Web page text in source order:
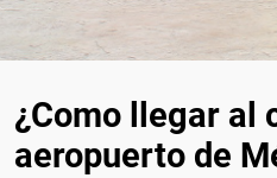
¿Como llegar al
aeropuerto de